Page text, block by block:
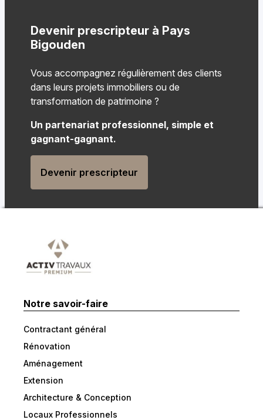
Devenir prescripteur à Pays
Bigouden
Vous accompagnez régulièrement des clients
dans leurs projets immobiliers ou de
transformation de patrimoine ?
Un partenariat professionnel, simple et
gagnant-gagnant.
Devenir prescripteur
Notre savoir-faire
Contractant général
Rénovation
Aménagement
Extension
Architecture & Conception
Locaux Professionnels